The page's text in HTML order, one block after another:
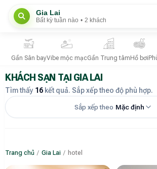
Gia Lai
Bất kỳ tuần nào • 2 khách
Gần Sân bayVibe mộc mạcGần Trung tâm Hồ bơi
KHÁCH SẠN TẠI GIA LAI
Tìm thấy 16 kết quả. Sắp xếp theo độ phù hợp.
Sắp xếp theo Mặc định
Trang chủ / Gia Lai / hotel